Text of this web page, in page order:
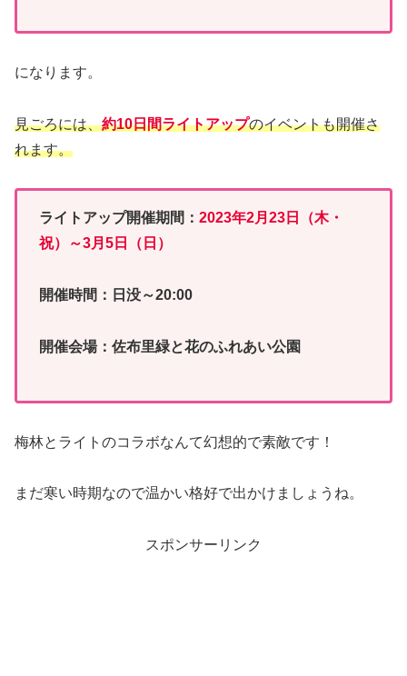
になります。
見ごろには、約10日間ライトアップのイベントも開催さ
れます。
ライトアップ開催期間： 2023年2月23日（木・
祝）～3月5日（日）
開催時間：日没～20:00
開催会場：佐布里緑と花のふれあい公園
梅林とライトのコラボなんて幻想的で素敵です！
まだ寒い時期なので温かい格好で出かけましょうね。
スポンサーリンク